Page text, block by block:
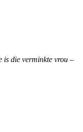
is die verminkte vrou –